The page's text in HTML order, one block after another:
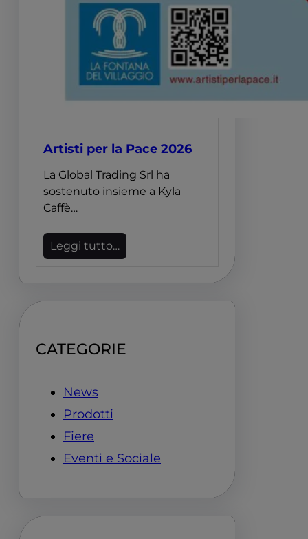
Artisti per la Pace 2026
La Global Trading Srl ha
sostenuto insieme a Kyla
Caffè…
Leggi tutto…
CATEGORIE
News
Prodotti
Fiere
Eventi e Sociale